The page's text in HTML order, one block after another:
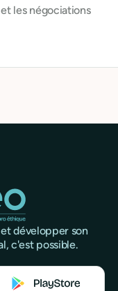
les négociations
développer son
c'est possible.